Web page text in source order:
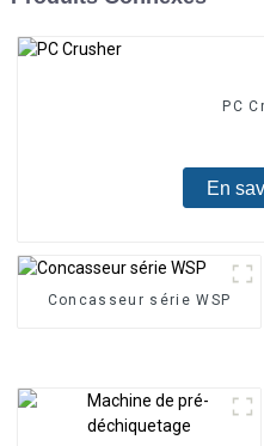
PC
En
Concasseur série WSP